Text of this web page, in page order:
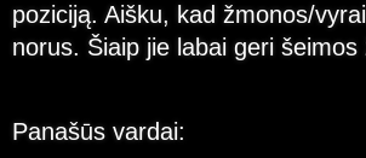
poziciją. Aišku, kad žmonos/
norus. Šiaip jie labai geri šeimos
Panašūs vardai: